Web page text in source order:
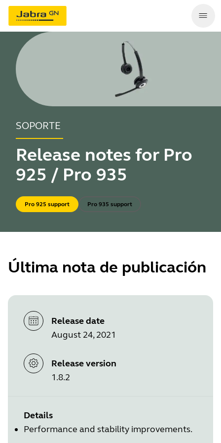
SOPORTE
Release notes for Pro
925 / Pro 935
Pro 925 support Pro 935 support
Última nota de publicación
Release date
August 24, 2021
Release version
1.8.2
Details
Performance and stability improvements.